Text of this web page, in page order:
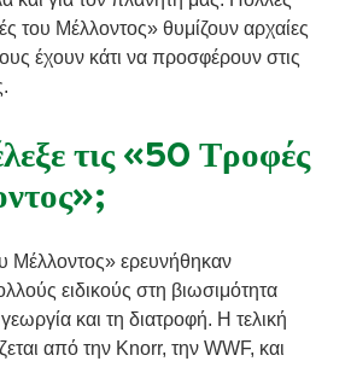
του Μέλλοντος» θυμίζουν αρχαίες
έχουν κάτι να προσφέρουν στις
τις «50 Τροφές
Μέλλοντος» ερευνήθηκαν
ειδικούς στη βιωσιμότητα
και τη διατροφή. Η τελική
από την Knorr, την WWF, και